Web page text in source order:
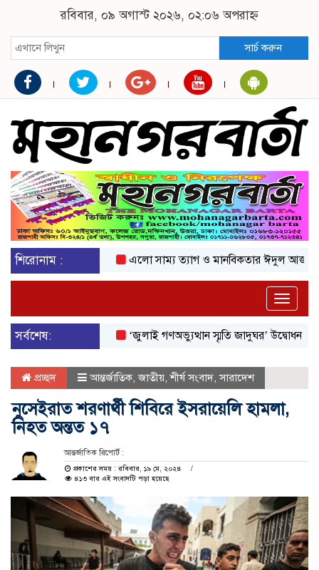
রবিবার, ০৯ অগাস্ট ২০২৬, ০২:০৬ অপরাহ্ন
সার্চ করুন
শিরোনাম : এলো সাম্য ত্যাগ ও মানবিকতার ঈদুল আজহা
Toggle
সর্বশেষ:
‘জুলাই গণঅভ্যুত্থান স্মৃতি জাদুঘর’ উদ্বোধন করলেন
প্রচ্ছদ আন্তর্জাতিক,জাতীয়,শীর্ষ সংবাদ,সারাদেশ
নুসেইরাত শরণার্থী শিবিরে ইসরায়েলি হামলা,
নিহত অন্তত ১৭
আন্তর্জাতিক রিপোর্ট :
প্রকাশের সময় : রবিবার, ১৯ মে, ২০২৪
৪১৩ বার এই সংবাদটি পড়া হয়েছে